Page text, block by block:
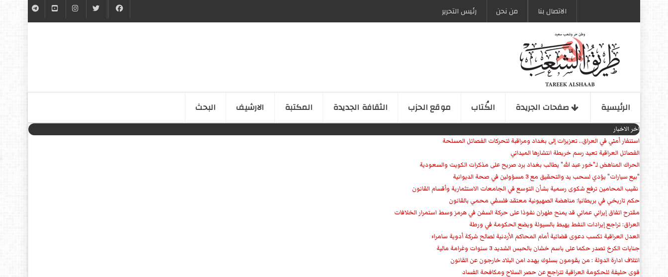
الاتصال بنا من نحن رئیس التحریر
الرئیسیة صفحات الجریدة الكُتاب موقع الحزب الثقافة الجدیدة المكتبة الارشیف البحث
اخر الاخبار
استنفار أمني في العراق.. تعزيزات إلى بغداد ومراقبة لتحركات الفصائل المسلحة
الفصائل العراقية تعيد رسم خريطة انتشارها الميداني
الحراك المناهض لـ"خور عبد الله" يطالب بغداد برد صريح على مذكرات الكويت والسعودية
"بيع سيارات" يؤدي لسحب يد والتحقيق مع 3 مسؤولين في صحة الديوانية
‏ نقيب المحامين ترفع شكوى رسمية بشأن التوسع في الجامعات الاستثمارية وأقسام القانون
حكم تاريخي في بريطانيا: مناهضة الصهيونية معتقد فلسفي محمي بالقانون
مقترح اتفاق إيراني عماني قد يمنح طهران نفوذا على حركة السفن في هرمز وسط استمرار الخلافات
العراق: تراجع إيرادات النفط يهبط بالسيولة ويضع الحكومة في ورطة
العدل العراقية تكسب دعوى قضائية أمام المحاكم الأردنية لصالح شركة أدوية سامراء
جنايات الكرخ تصدر حكما على باسم خشان بالحبس الشديد 3 سنوات وغرامة مالية
ائتلاف ادارة الدولة : من يقومون بسلوك يهدد امن البلاد خارجون عن القانون
قوى حليفة للحكومة العراقية تتراجع عن حصر السلاح ومكافحة الفساد